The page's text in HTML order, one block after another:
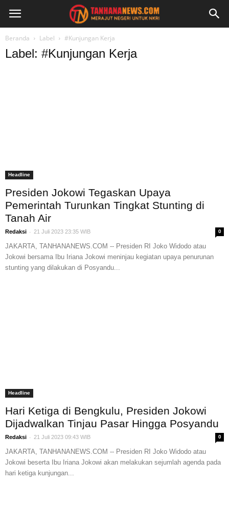
Beranda Label #Kunjungan Kerja
Label: #Kunjungan Kerja
Headline
Presiden Jokowi Tegaskan Upaya
Pemerintah Turunkan Tingkat Stunting di
Tanah Air
Redaksi - 21 Juli 2023 23:35 WIB 0
JAKARTA, TANHANANEWS.COM -- Presiden RI Joko Widodo atau
Jokowi bersama Ibu Iriana Jokowi meninjau kegiatan upaya penurunan
stunting yang dilakukan di Posyandu...
Headline
Hari Ketiga di Bengkulu, Presiden Jokowi
Dijadwalkan Tinjau Pasar Hingga Posyandu
Redaksi - 21 Juli 2023 09:43 WIB 0
JAKARTA, TANHANANEWS.COM -- Presiden RI Joko Widodo atau
Jokowi beserta Ibu Iriana Jokowi akan melakukan sejumlah agenda pada
hari ketiga kunjungan...